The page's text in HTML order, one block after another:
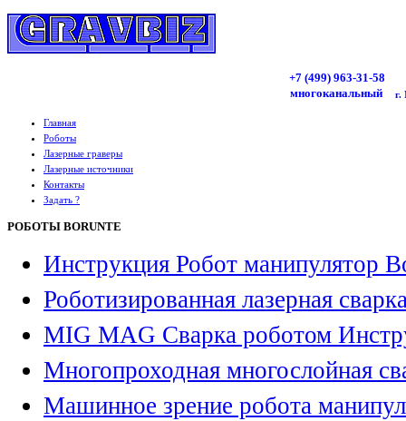
+7 (499) 963-31-58
многоканальный
г.
Главная
Роботы
Лазерные граверы
Лазерные источники
Контакты
Задать ?
РОБОТЫ BORUNTE
Инструкция Робот манипулятор
Роботизированная лазерная
MIG MAG Сварка роботом
Многопроходная многослойная
Машинное зрение робота